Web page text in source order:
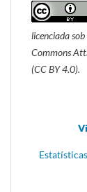
licenciada
Commons
(CC BY 4.0).